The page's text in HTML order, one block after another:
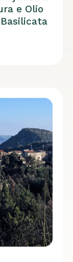
e Olio